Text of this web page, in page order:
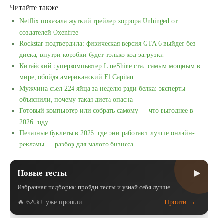
Читайте также
Netflix показала жуткий трейлер хоррора Unhinged от
создателей Oxenfree
Rockstar подтвердила: физическая версия GTA 6 выйдет без
диска, внутри коробки будет только код загрузки
Китайский суперкомпьютер LineShine стал самым мощным в
мире, обойдя американский El Capitan
Мужчина съел 224 яйца за неделю ради белка: эксперты
объяснили, почему такая диета опасна
Готовый компьютер или собрать самому — что выгоднее в
2026 году
Печатные буклеты в 2026: где они работают лучше онлайн-
рекламы — разбор для малого бизнеса
Новые тесты ▶
Избранная подборка: пройди тесты и узнай себя лучше.
🔥 620k+ уже прошли Пройти →